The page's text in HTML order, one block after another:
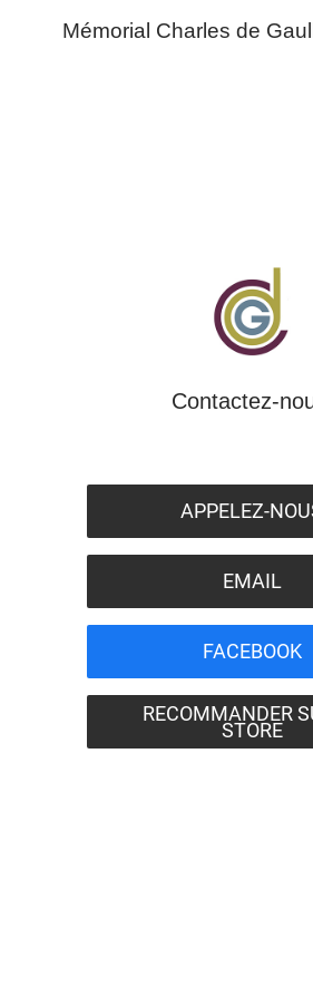
Mémorial Charles de
Contactez-
APPELEZ-
EMAIL
FACEBOOK
RECOMMANDER
STORE